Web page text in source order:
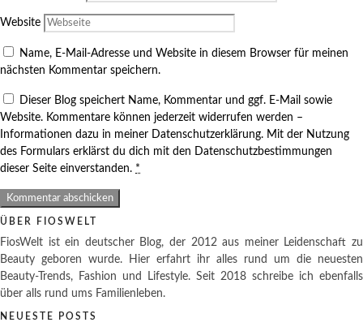
Website
Name, E-Mail-Adresse und Website in diesem Browser für meinen
nächsten Kommentar speichern.
Dieser Blog speichert Name, Kommentar und ggf. E-Mail sowie
Website. Kommentare können jederzeit widerrufen werden –
Informationen dazu in meiner Datenschutzerklärung. Mit der Nutzung
des Formulars erklärst du dich mit den Datenschutzbestimmungen
dieser Seite einverstanden. *
ÜBER FIOSWELT
FiosWelt ist ein deutscher Blog, der 2012 aus meiner Leidenschaft zu
Beauty geboren wurde. Hier erfahrt ihr alles rund um die neuesten
Beauty-Trends, Fashion und Lifestyle. Seit 2018 schreibe ich ebenfalls
über alls rund ums Familienleben.
NEUESTE POSTS